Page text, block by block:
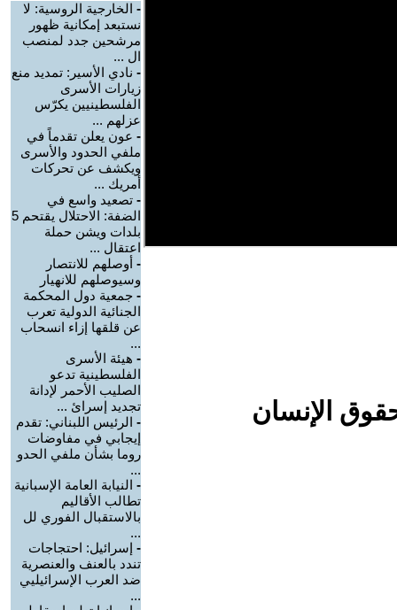
الإنسان
- الخارجية الروسية: لا
نستبعد إمكانية ظهور
مرشحين جدد لمنصب
ال ...
- نادي الأسير: تمديد منع
زيارات الأسرى
الفلسطينيين يكرّس
عزلهم ...
- عون يعلن تقدماً في
ملفي الحدود والأسرى
ويكشف عن تحركات
أمريك ...
- تصعيد واسع في
الضفة: الاحتلال يقتحم 5
بلدات ويشن حملة
اعتقال ...
- أوصلهم للانتصار
وسيوصلهم للانهيار
- جمعية دول المحكمة
الجنائية الدولية تعرب
عن قلقها إزاء انسحاب
...
- هيئة الأسرى
الفلسطينية تدعو
الصليب الأحمر لإدانة
تجديد إسرائ ...
- الرئيس اللبناني: تقدم
إيجابي في مفاوضات
روما بشأن ملفي الحدو
...
- النيابة العامة الإسبانية
تطالب الأقاليم
بالاستقبال الفوري لل
...
- إسرائيل: احتجاجات
تندد بالعنف والعنصرية
ضد العرب الإسرائيليي
...